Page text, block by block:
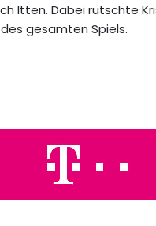
Itten. Dabei rutschte
gesamten Spiels.